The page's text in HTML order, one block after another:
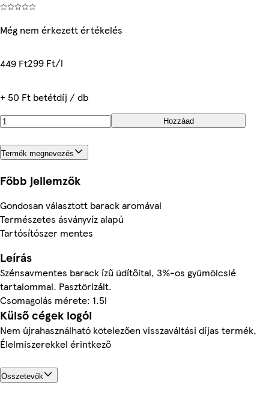
Még nem érkezett értékelés
449 Ft299 Ft/l
+ 50 Ft betétdíj / db
Hozzáad
Termék megnevezés
Főbb jellemzők
Gondosan választott barack aromával
Természetes ásványvíz alapú
Tartósítószer mentes
Leírás
Szénsavmentes barack ízű üdítőital, 3%-os gyümölcslé
tartalommal. Pasztörizált.
Csomagolás mérete: 1.5l
Külső cégek logói
Nem újrahasználható kötelezően visszaváltási díjas termék,
Élelmiszerekkel érintkező
Összetevők